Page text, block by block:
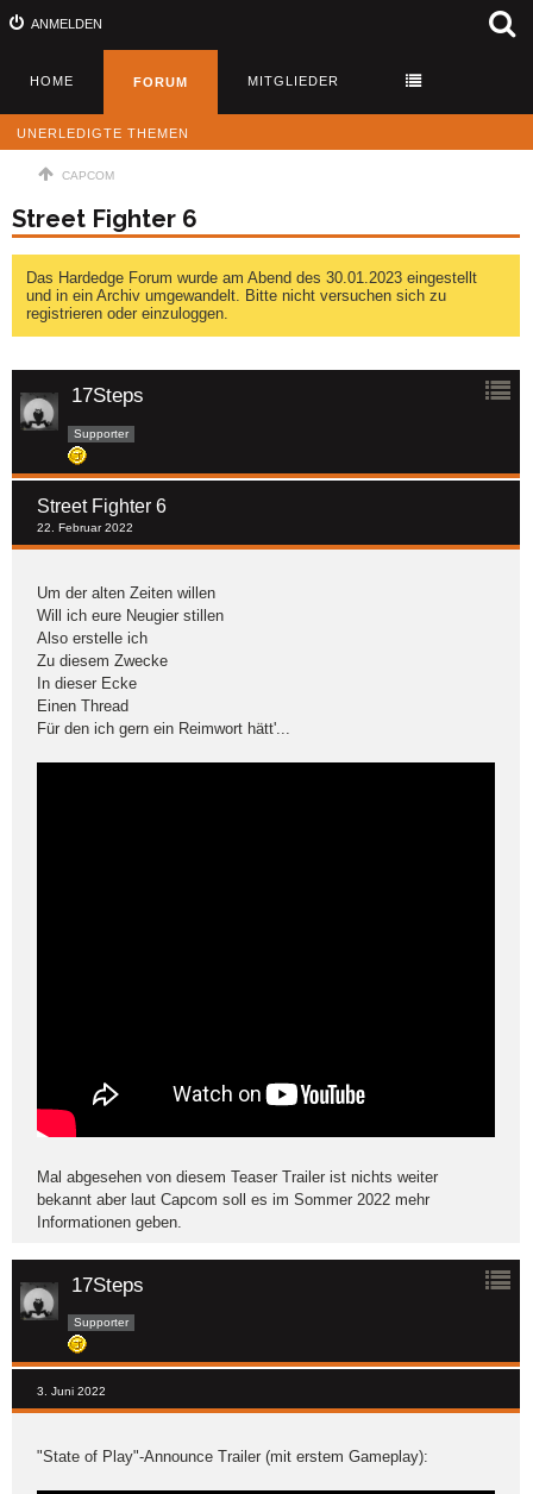
ANMELDEN
HOME FORUM MITGLIEDER
UNERLEDIGTE THEMEN
CAPCOM
Street Fighter 6
Das Hardedge Forum wurde am Abend des 30.01.2023 eingestellt
und in ein Archiv umgewandelt. Bitte nicht versuchen sich zu
registrieren oder einzuloggen.
17Steps
Supporter
Street Fighter 6
22. Februar 2022
Um der alten Zeiten willen
Will ich eure Neugier stillen
Also erstelle ich
Zu diesem Zwecke
In dieser Ecke
Einen Thread
Für den ich gern ein Reimwort hätt'...
Mal abgesehen von diesem Teaser Trailer ist nichts weiter
bekannt aber laut Capcom soll es im Sommer 2022 mehr
Informationen geben.
17Steps
Supporter
3. Juni 2022
"State of Play"-Announce Trailer (mit erstem Gameplay):